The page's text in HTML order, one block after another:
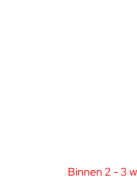
Binnen 2 - 3